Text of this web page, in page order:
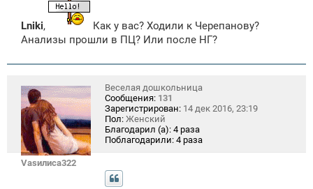
е
н
и
Lniki,
Как у вас? Ходили к Черепанову?
Анализы прошли в ПЦ? Или после НГ?
Vasилиса322
Веселая дошкольница
Сообщения: 131
Зарегистрирован: 14 дек 2016, 23:19
Пол: Женский
Благодарил (а): 4 раза
Поблагодарили: 4 раза